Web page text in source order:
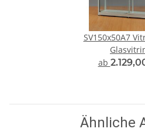
SV150x50A7
ab
Ähnliche